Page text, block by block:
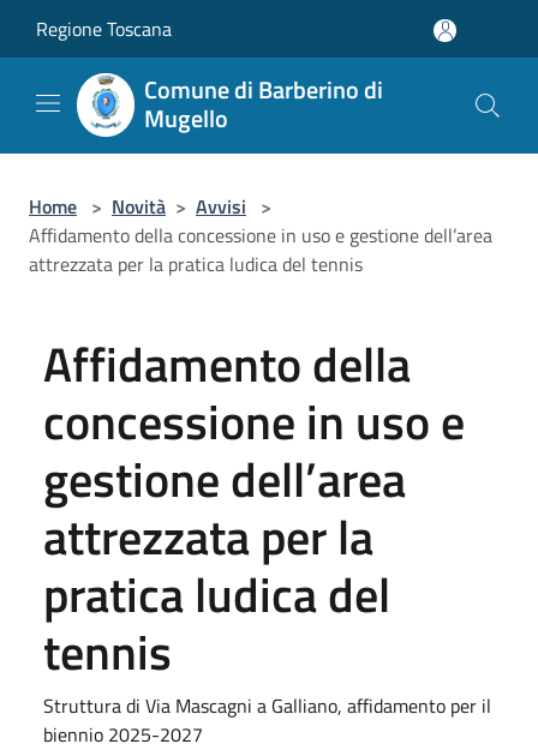
Regione Toscana
Comune di Barberino di
Mugello
Home > Novità > Avvisi >
Affidamento della concessione in uso e gestione dell’area
attrezzata per la pratica ludica del tennis
Affidamento della
concessione in uso e
gestione dell’area
attrezzata per la
pratica ludica del
tennis
Struttura di Via Mascagni a Galliano, affidamento per il
biennio 2025-2027